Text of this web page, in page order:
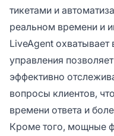
тикетами и
реальном времени и
LiveAgent охватывает
управления
эффективно
вопросы клиентов,
времени ответа и
Кроме того, мощные